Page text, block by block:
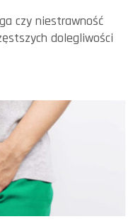
czy niestrawność
dolegliwości